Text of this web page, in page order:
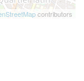
contributors